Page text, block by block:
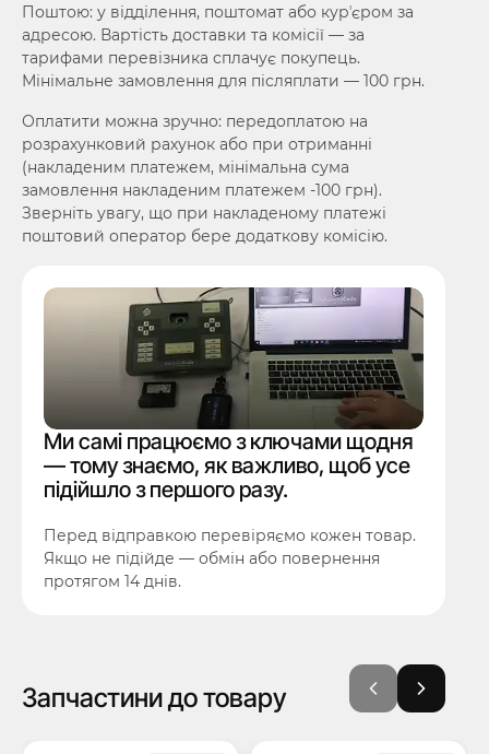
Поштою: у відділення, поштомат або курʼєром за
адресою. Вартість доставки та комісії — за
тарифами перевізника сплачує покупець.
Мінімальне замовлення для післяплати — 100 грн.
Оплатити можна зручно: передоплатою на
розрахунковий рахунок або при отриманні
(накладеним платежем, мінімальна сума
замовлення накладеним платежем -100 грн).
Зверніть увагу, що при накладеному платежі
поштовий оператор бере додаткову комісію.
Ми самі працюємо з ключами щодня
— тому знаємо, як важливо, щоб усе
підійшло з першого разу.
Перед відправкою перевіряємо кожен товар.
Якщо не підійде — обмін або повернення
протягом 14 днів.
Запчастини до товару